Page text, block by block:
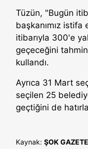
Tüzün, "Bugün
başkanımız istifa
itibarıyla 300'e
geçeceğini
kullandı.
Ayrıca 31 Mart
seçilen 25
geçtiğini de
Kaynak: ŞOK